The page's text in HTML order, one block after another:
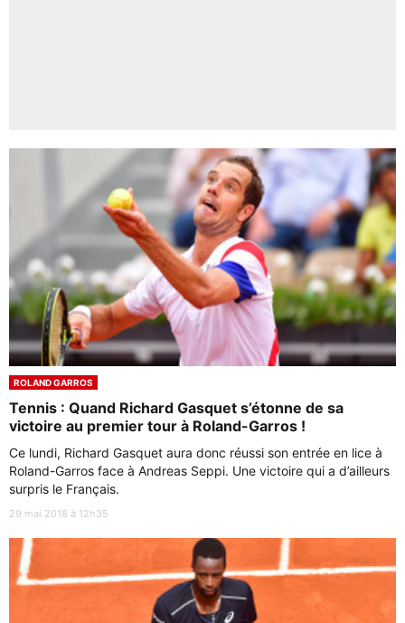
ROLAND GARROS
Tennis : Quand Richard Gasquet s’étonne de sa
victoire au premier tour à Roland-Garros !
Ce lundi, Richard Gasquet aura donc réussi son entrée en lice à
Roland-Garros face à Andreas Seppi. Une victoire qui a d’ailleurs
surpris le Français.
29 mai 2018 à 12h35